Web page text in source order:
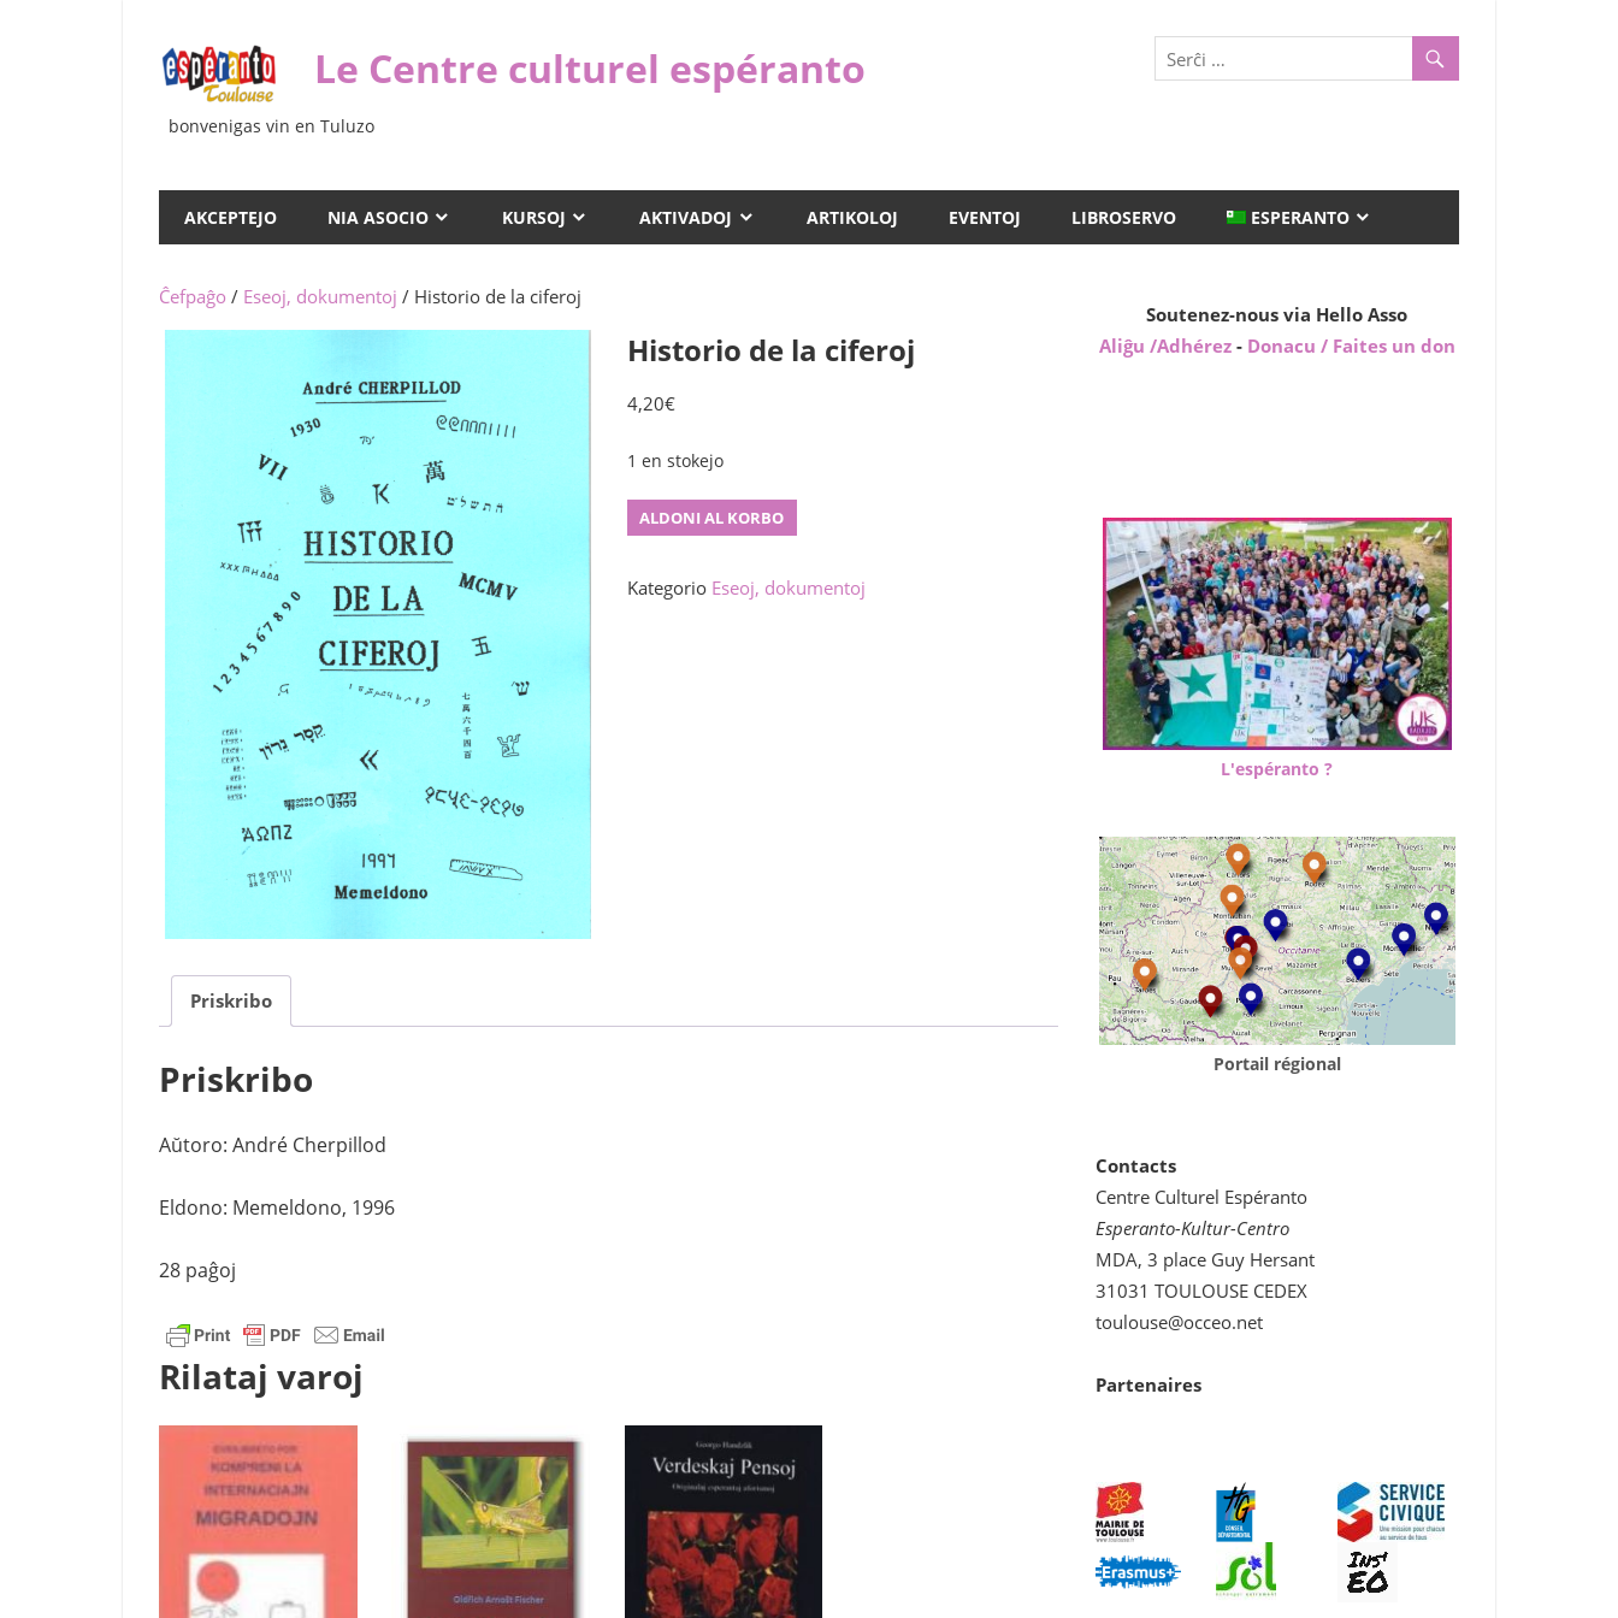
enhavo
Le Centre culturel espéranto
bonvenigas vin en Tuluzo
AKCEPTEJO NIA ASOCIO KURSOJ AKTIVADOJ ARTIKOLOJ EVENTOJ LIBROSERVO ESPERANTO
Ĉefpaĝo / Eseoj, dokumentoj / Historio de la ciferoj
Historio de la ciferoj
4,20€
1 en stokejo
Historio
la
ALDONI AL KORBO
Kategorio Eseoj, dokumentoj
Priskribo
Priskribo
Aŭtoro: André Cherpillod
Eldono: Memeldono, 1996
28 paĝoj
Rilataj varoj
Soutenez-nous via Hello Asso
Aliĝu /Adhérez - Donacu / Faites un don
L'espéranto ?
Portail régional
Contacts
Centre Culturel Espéranto
Esperanto-Kultur-Centro
MDA, 3 place Guy Hersant
31031 TOULOUSE CEDEX
toulouse@occeo.net
Partenaires